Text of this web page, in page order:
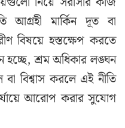
আগ্রহী মার্কিন দূত বা
বিষয়ে হস্তক্ষেপ করতে
হচ্ছে, শ্রম অধিকার লঙ্ঘন
বিশ্বাস করলে এই নীতি
পর্যায়ে আরোপ করার সুযোগ